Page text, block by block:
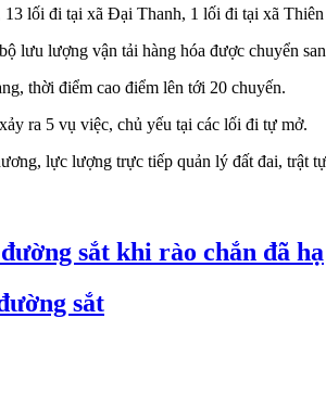
lối đi tại xã Đại Thanh, 1 lối đi tại xã
lưu lượng vận tải hàng hóa được chuyển
thời điểm cao điểm lên tới 20 chuyến.
ra 5 vụ việc, chủ yếu tại các lối đi tự mở.
lực lượng trực tiếp quản lý đất đai, trật
sắt khi rào chắn đã hạ
sắt